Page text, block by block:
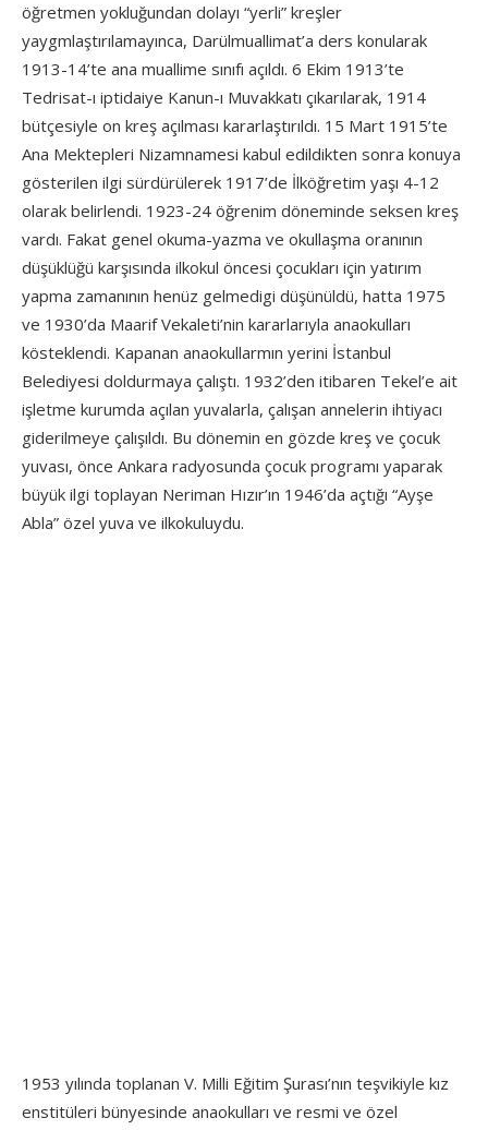
öğretmen yokluğundan dolayı “yerli” kreşler
yaygmlaştırılamayınca, Darülmuallimat’a ders konularak
1913-14’te ana muallime sınıfı açıldı. 6 Ekim 1913’te
Tedrisat-ı iptidaiye Kanun-ı Muvakkatı çıkarılarak, 1914
bütçesiyle on kreş açılması kararlaştırıldı. 15 Mart 1915’te
Ana Mektepleri Nizamnamesi kabul edildikten sonra konuya
gösterilen ilgi sürdürülerek 1917’de İlköğretim yaşı 4-12
olarak belirlendi. 1923-24 öğrenim döneminde seksen kreş
vardı. Fakat genel okuma-yazma ve okullaşma oranının
düşüklüğü karşısında ilkokul öncesi çocukları için yatırım
yapma zamanının henüz gelmedigi düşünüldü, hatta 1975
ve 1930’da Maarif Vekaleti’nin kararlarıyla anaokulları
kösteklendi. Kapanan anaokullarmın yerini İstanbul
Belediyesi doldurmaya çalıştı. 1932’den itibaren Tekel’e ait
işletme kurumda açılan yuvalarla, çalışan annelerin ihtiyacı
giderilmeye çalışıldı. Bu dönemin en gözde kreş ve çocuk
yuvası, önce Ankara radyosunda çocuk programı yaparak
büyük ilgi toplayan Neriman Hızır’ın 1946’da açtığı “Ayşe
Abla” özel yuva ve ilkokuluydu.
1953 yılında toplanan V. Milli Eğitim Şurası’nın teşvikiyle kız
enstitüleri bünyesinde anaokulları ve resmi ve özel